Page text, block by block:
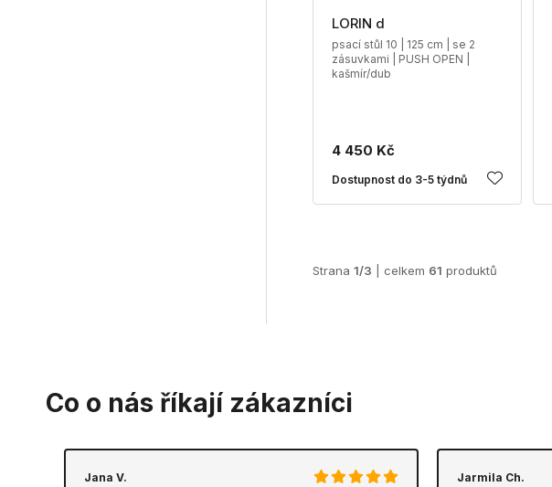
LORIN d
psací stůl 10 | 125 cm | se 2
zásuvkami | PUSH OPEN |
kašmír/dub
4 450 Kč
Dostupnost do 3-5 týdnů
Strana 1/3 | celkem 61 produktů
Co o nás říkají zákazníci
Jana V. Jarmila Ch.